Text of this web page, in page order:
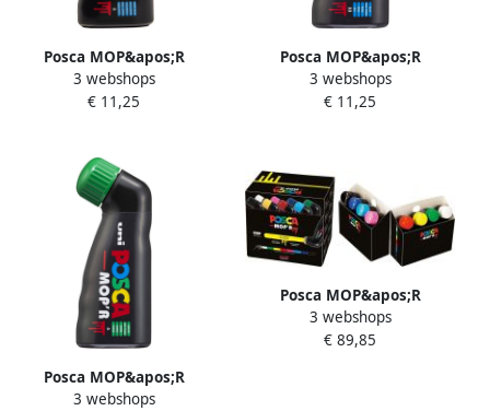
Posca MOP&apos;R
paintmarker PCM-22
hemelsblauw
3 webshops
€ 11,25
Posca MOP&apos;R
paintmarker PCM-22
donkerblauw
3 webshops
€ 11,25
Posca MOP&apos;R
paintmarker PCM-22
3 webshops
Posca MOP&apos;R
paintmarker PCM-22 doos
van 8 stuks assorti
3 webshops
€ 89,85